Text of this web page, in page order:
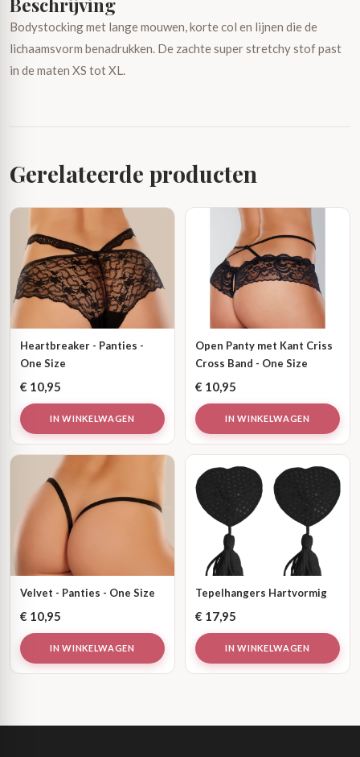
Beschrijving
Bodystocking met lange mouwen, korte col en lijnen die de
lichaamsvorm benadrukken. De zachte super stretchy stof past
in de maten XS tot XL.
Gerelateerde producten
Heartbreaker - Panties -
One Size
€ 10,95
IN WINKELWAGEN
Open Panty met Kant Criss
Cross Band - One Size
€ 10,95
IN WINKELWAGEN
Velvet - Panties - One Size
€ 10,95
IN WINKELWAGEN
Tepelhangers Hartvormig
€ 17,95
IN WINKELWAGEN